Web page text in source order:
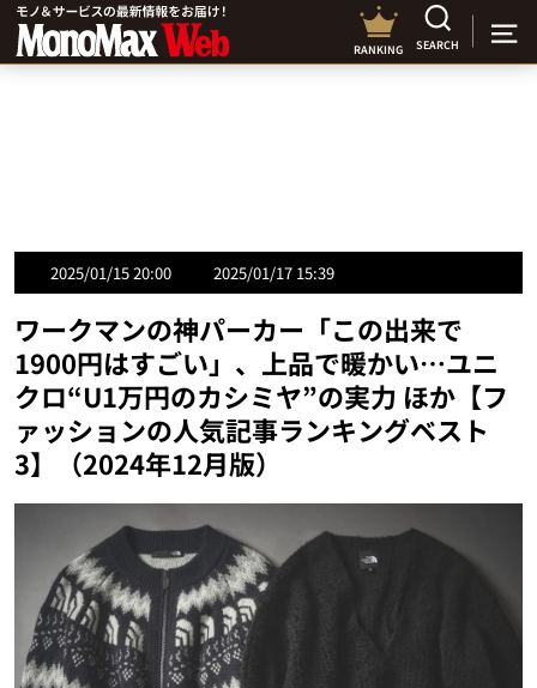
RANKING SEARCH
2025/01/15 20:00 2025/01/17 15:39
ワークマンの神パーカー「この出来で
1900円はすごい」、上品で暖かい…ユニ
クロ“U1万円のカシミヤ”の実力 ほか【フ
ァッションの人気記事ランキングベスト
3】（2024年12月版）